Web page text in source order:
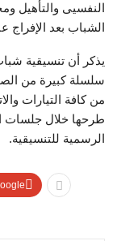
النفسيى والتأهيل
الشباب بعد الإفراج
يذكر أن تنسيقية
سلسلة كبيرة من
من كافة التيارات
طرحها خلال جلسات
الرسمية للتنسيقية.